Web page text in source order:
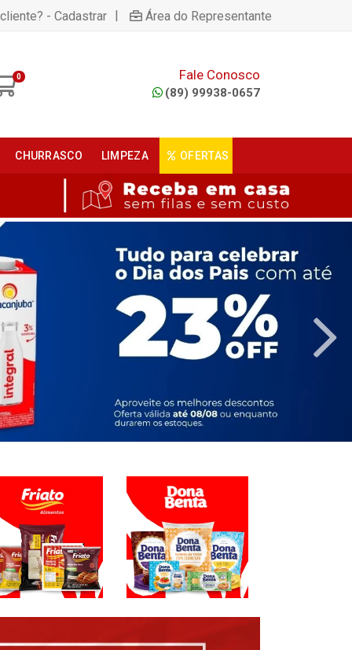
- Cadastrar | Área do Representante
0 Fale Conosco
(89) 99938-0657
CHURRASCO LIMPEZA OFERTAS